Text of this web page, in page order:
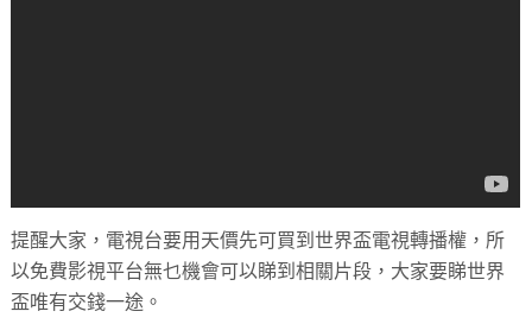
提醒大家，電視台要用天價先可買到世界盃電視轉播權，所
以免費影視平台無乜機會可以睇到相關片段，大家要睇世界
盃唯有交錢一途。